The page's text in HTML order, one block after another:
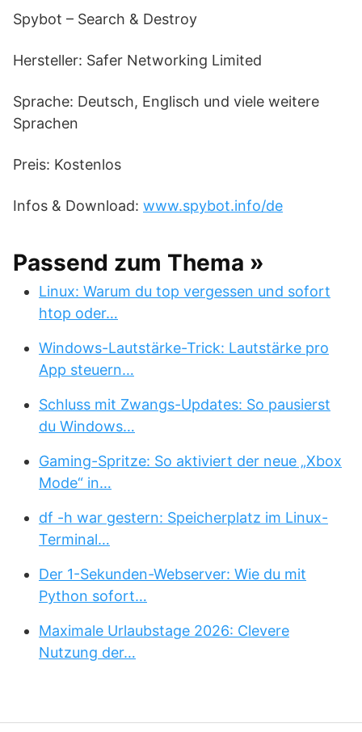
Spybot – Search & Destroy
Hersteller: Safer Networking Limited
Sprache: Deutsch, Englisch und viele weitere
Sprachen
Preis: Kostenlos
Infos & Download: www.spybot.info/de
Passend zum Thema »
Linux: Warum du top vergessen und sofort
htop oder…
Windows-Lautstärke-Trick: Lautstärke pro
App steuern…
Schluss mit Zwangs-Updates: So pausierst
du Windows…
Gaming-Spritze: So aktiviert der neue „Xbox
Mode“ in…
df -h war gestern: Speicherplatz im Linux-
Terminal…
Der 1-Sekunden-Webserver: Wie du mit
Python sofort…
Maximale Urlaubstage 2026: Clevere
Nutzung der…